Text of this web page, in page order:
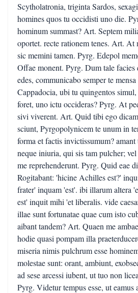
Scytholatronia, triginta Sardos,
homines quos tu occidisti uno die.
hominum summast? Art. Septem
oportet. recte rationem tenes. Art. At
sic memini tamen. Pyrg. Edepol
Offae monent. Pyrg. Dum tale facies
edes, communicabo semper te
Cappadocia, ubi tu quingentos simul,
foret, uno ictu occideras? Pyrg. At
sivi viverent. Art. Quid tibi ego
sciunt, Pyrgopolynicem te unum in
forma et factis invictissumum? amant
neque iniuria, qui sis tam pulcher;
me reprehenderunt. Pyrg. Quid eae
Rogitabant: 'hicine Achilles est?'
frater' inquam 'est'. ibi illarum altera
est' inquit mihi 'et liberalis. vide
illae sunt fortunatae quae cum isto
aibant tandem? Art. Quaen me
hodie quasi pompam illa
miseria nimis pulchrum esse
molestae sunt: orant, ambiunt,
ad sese arcessi iubent, ut tuo non
Pyrg. Videtur tempus esse, ut